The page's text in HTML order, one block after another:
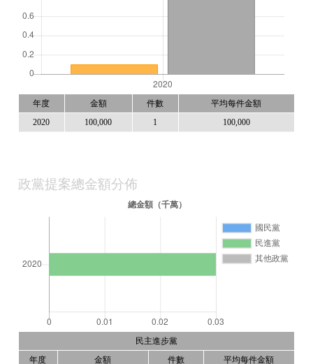
年度 金額 件數 平均每件金額
2020 100,000 1 100,000
政黨提案總金額分佈
民主進步黨
年度 金額 件數 平均每件金額